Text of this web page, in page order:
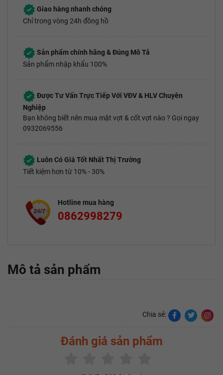
Giao hàng nhanh chóng
Chỉ trong vòng 24h đồng hồ
Sản phẩm chính hãng & Đúng Mô Tả
Sản phẩm nhập khẩu 100%
Được Tư Vấn Trực Tiếp Với VĐV & HLV Chuyên
Nghiệp
Bạn không biết nên mua mặt vợt & cốt vợt nào ? Gọi ngay
0932069556
Luôn Có Giá Tốt Nhất Thị Trường
Tiết kiệm hơn từ 10% - 30%
Hotline mua hàng
0862998279
Mô tả sản phẩm
Chia sẻ:
Đánh giá sản phẩm